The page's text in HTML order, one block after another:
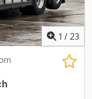
1 / 23